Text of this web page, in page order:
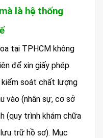
là hệ thống
tại TPHCM không
để xin giấy phép.
soát chất lượng
vào (nhân sự, cơ sở
(quy trình khám chữa
trữ hồ sơ). Mục